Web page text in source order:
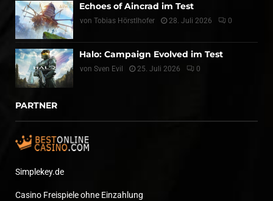
Echoes of Aincrad im Test
von Tobias Hörstlhofer 28. Juli 2026 0
Halo: Campaign Evolved im Test
von Sven Evil 25. Juli 2026 0
PARTNER
Simplekey.de
Casino Freispiele ohne Einzahlung